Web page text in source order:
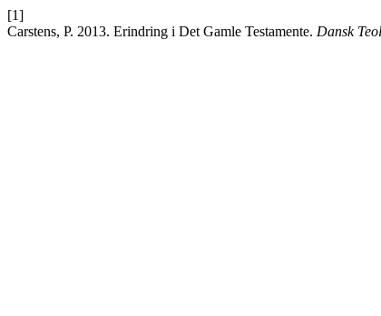
[1]
Carstens, P. 2013. Erindring i Det Gamle Testamente. Dansk